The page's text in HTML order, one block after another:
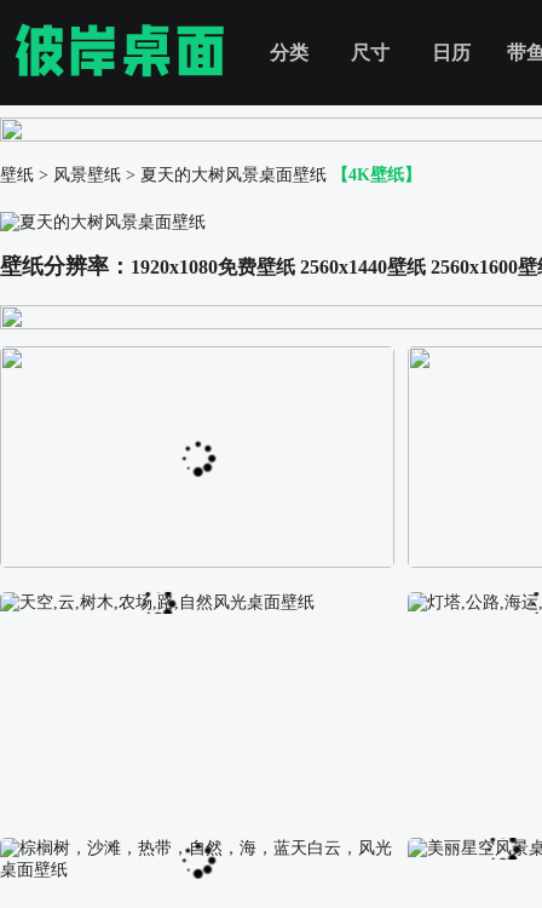
分类 尺寸 日历 带
壁纸 > 风景壁纸 > 夏天的大树风景桌面壁纸 【4K壁纸】
壁纸分辨率： 1920x1080免费壁纸 2560x1440壁纸 2560x1600壁
阿尔卑斯山区自然风景壁纸 校园长发可爱
天空,云,树木,农场,路,自然风光桌面壁纸 灯塔,公路,海运,